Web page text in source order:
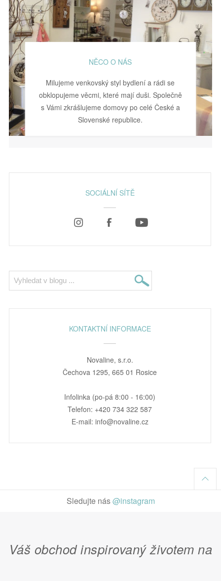
NĚCO O NÁS
Milujeme venkovský styl bydlení a rádi se
obklopujeme věcmi, které mají duši. Společně
s Vámi zkrášlujeme domovy po celé České a
Slovenské republice.
SOCIÁLNÍ SÍTĚ
KONTAKTNÍ INFORMACE
Novaline, s.r.o.
Čechova 1295, 665 01 Rosice
Infolinka (po-pá 8:00 - 16:00)
Telefon: +420 734 322 587
E-mail: info@novaline.cz
Sledujte nás@instagram
Váš obchod inspirovaný životem na